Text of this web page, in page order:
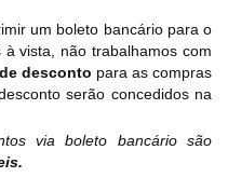
um boleto bancário para o
vista, não trabalhamos com
desconto para as compras
serão concedidos na
via boleto bancário são